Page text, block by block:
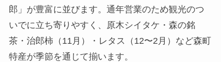
郎」が豊富に並びます。通年営業のため観光のつ
いでに立ち寄りやすく、原木シイタケ・森の銘
茶・治郎柿（11月）・レタス（12〜2月）など森町
特産が季節を通じて揃います。